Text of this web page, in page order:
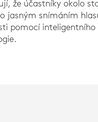
že účastníky okolo
jasným snímáním
pomocí